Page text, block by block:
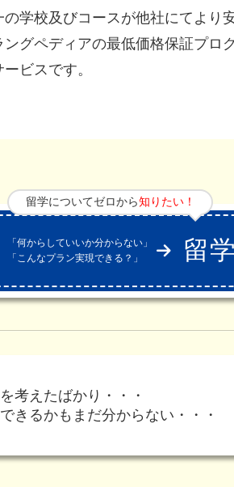
学校及びコースが他社にてより
ングペディアの最低価格保証プロ
ビスです。
留学についてゼロから知りたい！
「何からしていいか分からない」
「こんなプラン実現できる？」
留
考えたばかり・・・
きるかもまだ分からない・・・